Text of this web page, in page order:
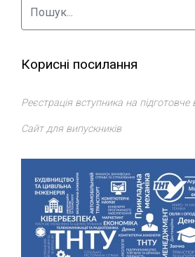
Корисні посилання
Реєстрація вступника на підготовче
Сайт для випускників